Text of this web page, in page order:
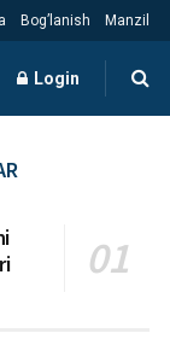
Bog’lanish Manzil
Login